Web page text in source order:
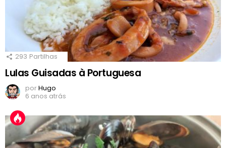
293 Partilhas
Lulas Guisadas à Portuguesa
porHugo
6 anos atrás